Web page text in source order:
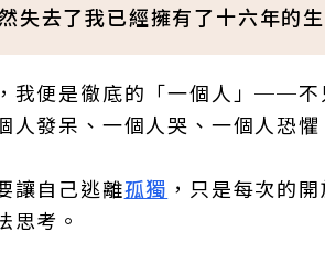
失去了我已經擁有了十六年的生
我便是徹底的「一個人」──
人發呆、一個人哭、一個人恐
讓自己逃離孤獨 ，只是每次的
思考。